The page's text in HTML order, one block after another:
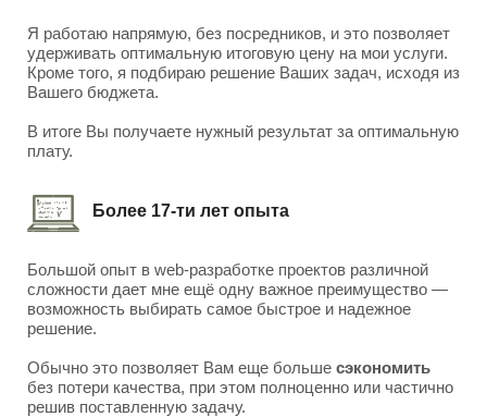
Я работаю напрямую, без посредников, и это позволяет
удерживать оптимальную итоговую цену на мои услуги.
Кроме того, я подбираю решение Ваших задач, исходя из
Вашего бюджета.
В итоге Вы получаете нужный результат за оптимальную
плату.
Более 17-ти лет опыта
Большой опыт в web-разработке проектов различной
сложности дает мне ещё одну важное преимущество —
возможность выбирать самое быстрое и надежное
решение.
Обычно это позволяет Вам еще больше сэкономить
без потери качества, при этом полноценно или частично
решив поставленную задачу.